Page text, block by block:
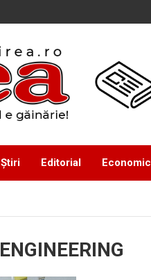
Știri Editorial Economic